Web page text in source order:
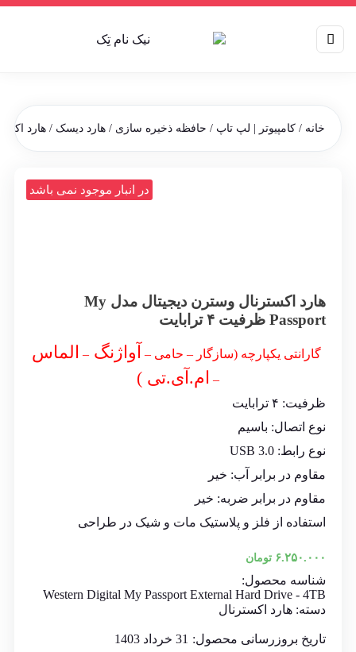
خانه / کامپیوتر | لپ تاپ / حافظه ذخیره سازی / هارد دیسک / هارد
هارد اکسترنال وسترن دیجیتال مدل My
Passport ظرفیت ۴ ترابایت
گارانتی یکپارچه (سازگار – حامی – آواژنگ – الماس
– ام.آی.تی )
ظرفیت: ۴ ترابایت
نوع اتصال: باسیم
نوع رابط: USB 3.0
مقاوم در برابر آب: خیر
مقاوم در برابر ضربه: خیر
استفاده از فلز و پلاستیک مات و شیک در طراحی
۶.۲۵۰.۰۰۰ تومان
در انبار موجود نمی باشد
شناسه محصول:
Western Digital My Passport External Hard Drive - 4TB
دسته: هارد اکسترنال
تاریخ بروزرسانی محصول: 31 خرداد 1403